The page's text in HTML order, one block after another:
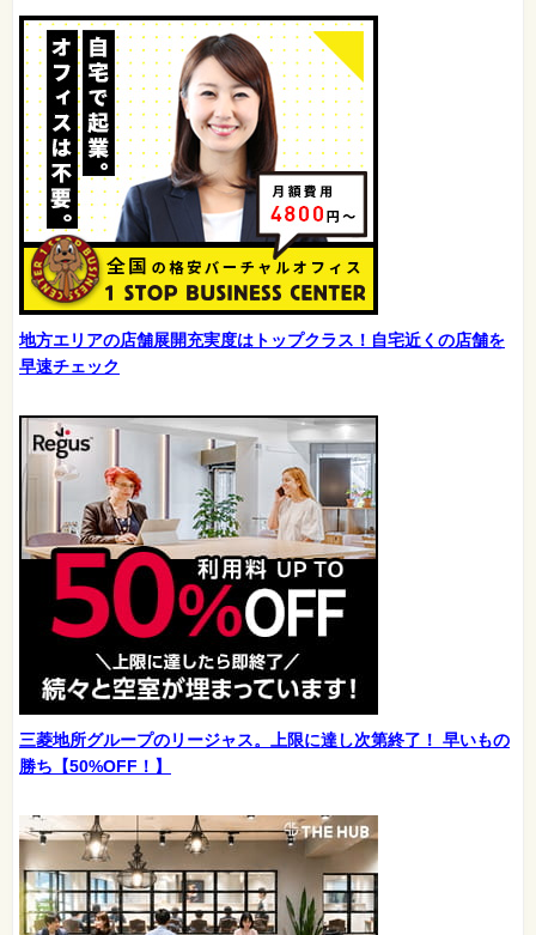
地方エリアの店舗展開充実度はトップクラス！自宅近くの店舗を
早速チェック
三菱地所グループのリージャス。上限に達し次第終了！ 早いもの
勝ち【50%OFF！】